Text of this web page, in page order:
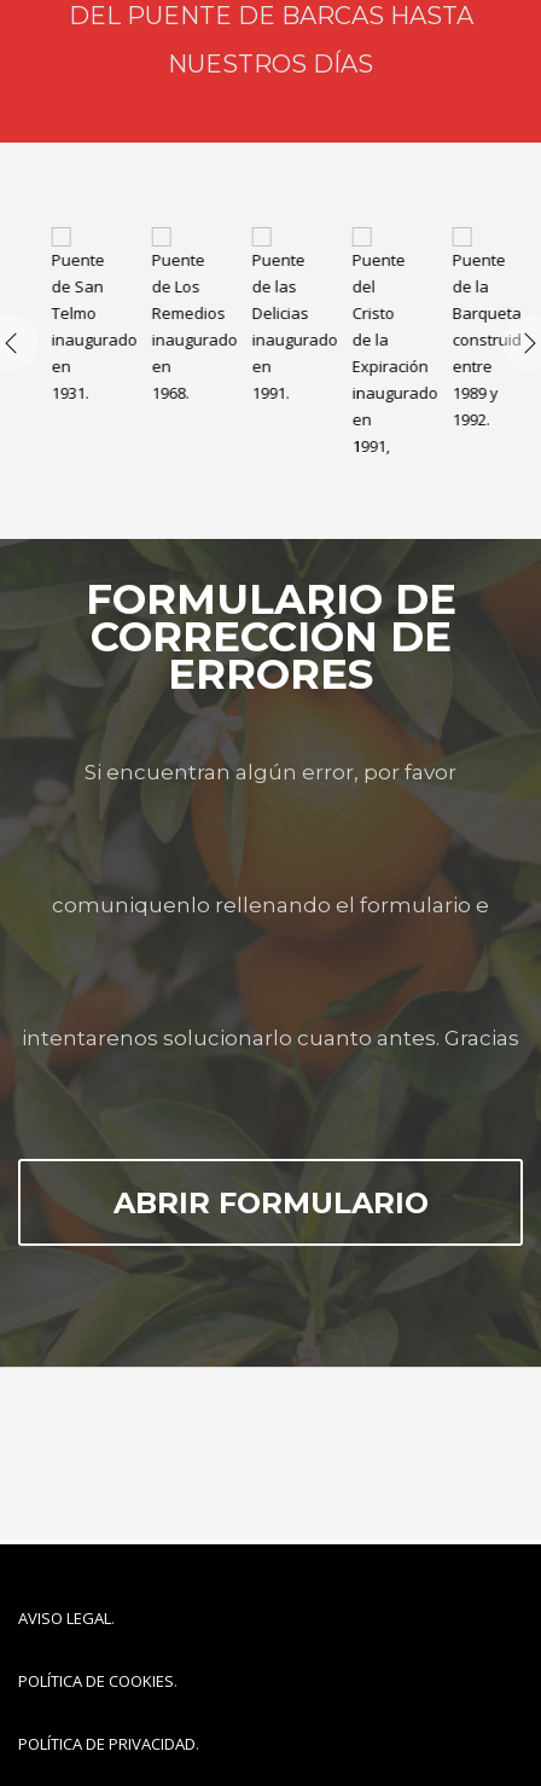
DEL PUENTE DE BARCAS HASTA
NUESTROS DÍAS
FORMULARIO DE
CORRECCIÓN DE
ERRORES
Si encuentran algún error, por favor
comuniquenlo rellenando el formulario e
intentarenos solucionarlo cuanto antes. Gracias
ABRIR FORMULARIO
AVISO LEGAL.
POLÍTICA DE COOKIES.
POLÍTICA DE PRIVACIDAD.